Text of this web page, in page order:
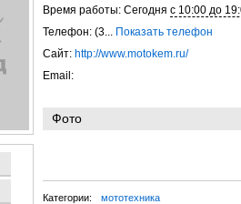
Время работы: Сегодня с 10:00 до
Телефон: (3... Показать телефон
Сайт: http://www.motokem.ru/
Email:
Фото
Категории: мототехника